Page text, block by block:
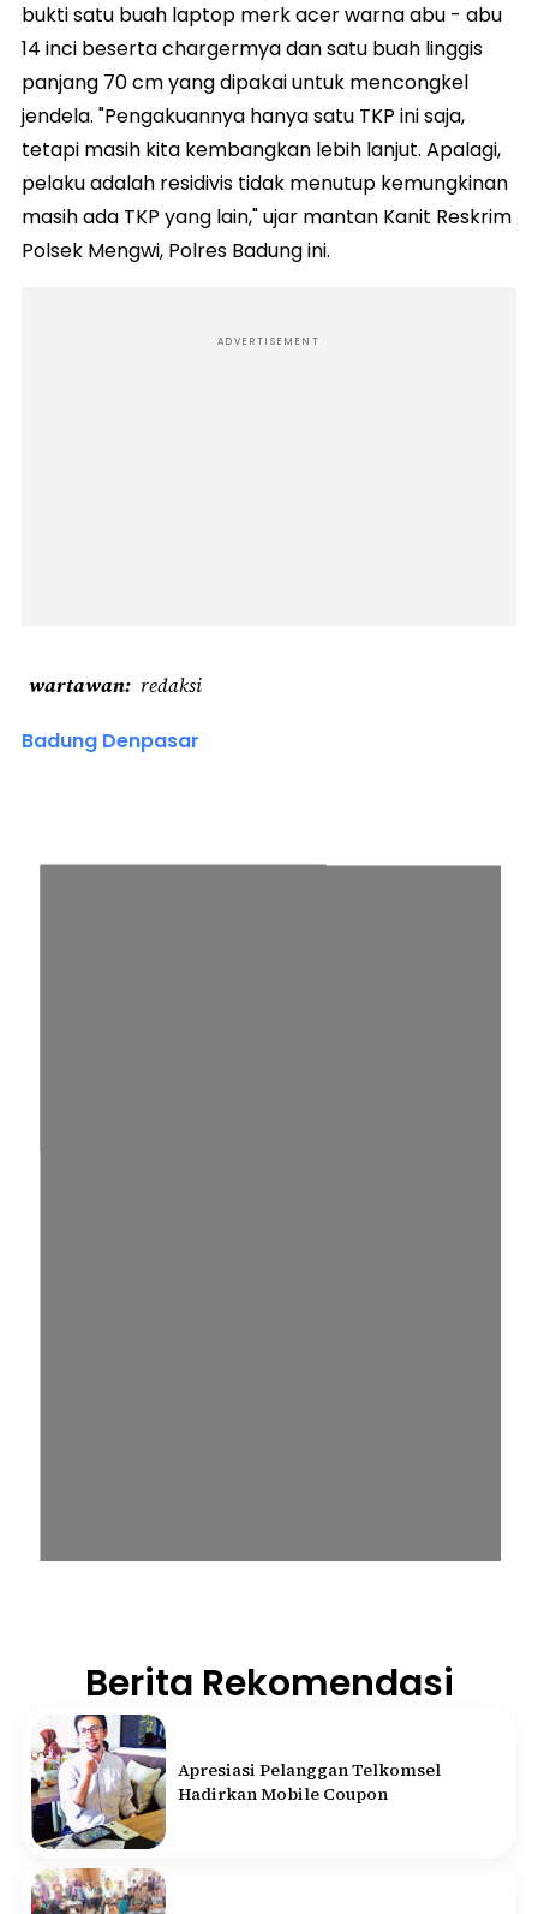
bukti satu buah laptop merk acer warna abu - abu
14 inci beserta chargermya dan satu buah linggis
panjang 70 cm yang dipakai untuk mencongkel
jendela. "Pengakuannya hanya satu TKP ini saja,
tetapi masih kita kembangkan lebih lanjut. Apalagi,
pelaku adalah residivis tidak menutup kemungkinan
masih ada TKP yang lain," ujar mantan Kanit Reskrim
Polsek Mengwi, Polres Badung ini.
ADVERTISEMENT
wartawan redaksi
Badung Denpasar
Berita Rekomendasi
Apresiasi Pelanggan Telkomsel
Hadirkan Mobile Coupon